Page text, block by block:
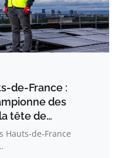
de-France :
des
tête de…
Hauts-de-France